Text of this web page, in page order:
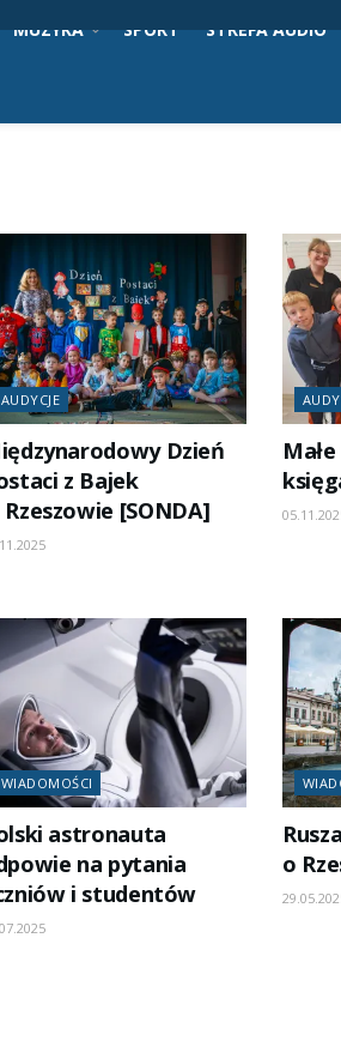
MUZYKA SPORT STREFA AUDIO
AUDYCJE
Dzień
z Bajek
[SONDA]
WIADOMOŚCI
astronauta
na pytania
i studentów
o